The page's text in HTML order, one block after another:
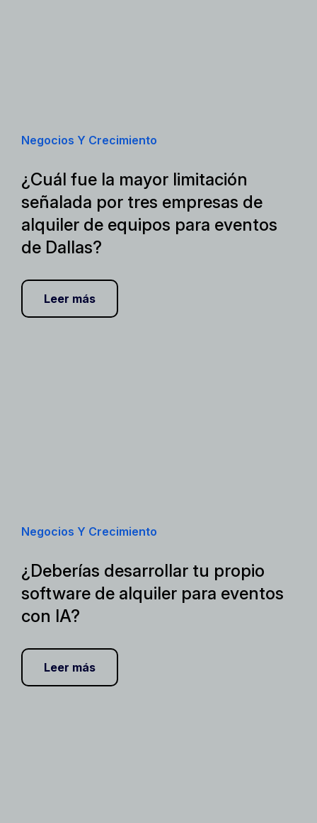
Negocios Y Crecimiento
¿Cuál fue la mayor limitación
señalada por tres empresas de
alquiler de equipos para eventos
de Dallas?
Leer más
Negocios Y Crecimiento
¿Deberías desarrollar tu propio
software de alquiler para eventos
con IA?
Leer más